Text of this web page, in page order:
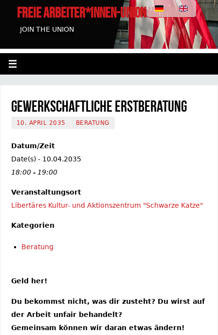
FREIE ARBEITER*INNEN-UNION HAMBURG
JOIN THE UNION
Gewerkschaftliche Erstberatung
10. APRIL 2035 BERATUNG
Datum/Zeit
Date(s) - 10.04.2035
18:00 - 19:00
Veranstaltungsort
Libertäres Kultur- und Aktionszentrum "Schwarze Katze"
Kategorien
Beratung
Geld her!
Du bekommst nicht, was dir zusteht? Du wirst auf
der Arbeit unfair behandelt?
Gemeinsam können wir daran etwas ändern!